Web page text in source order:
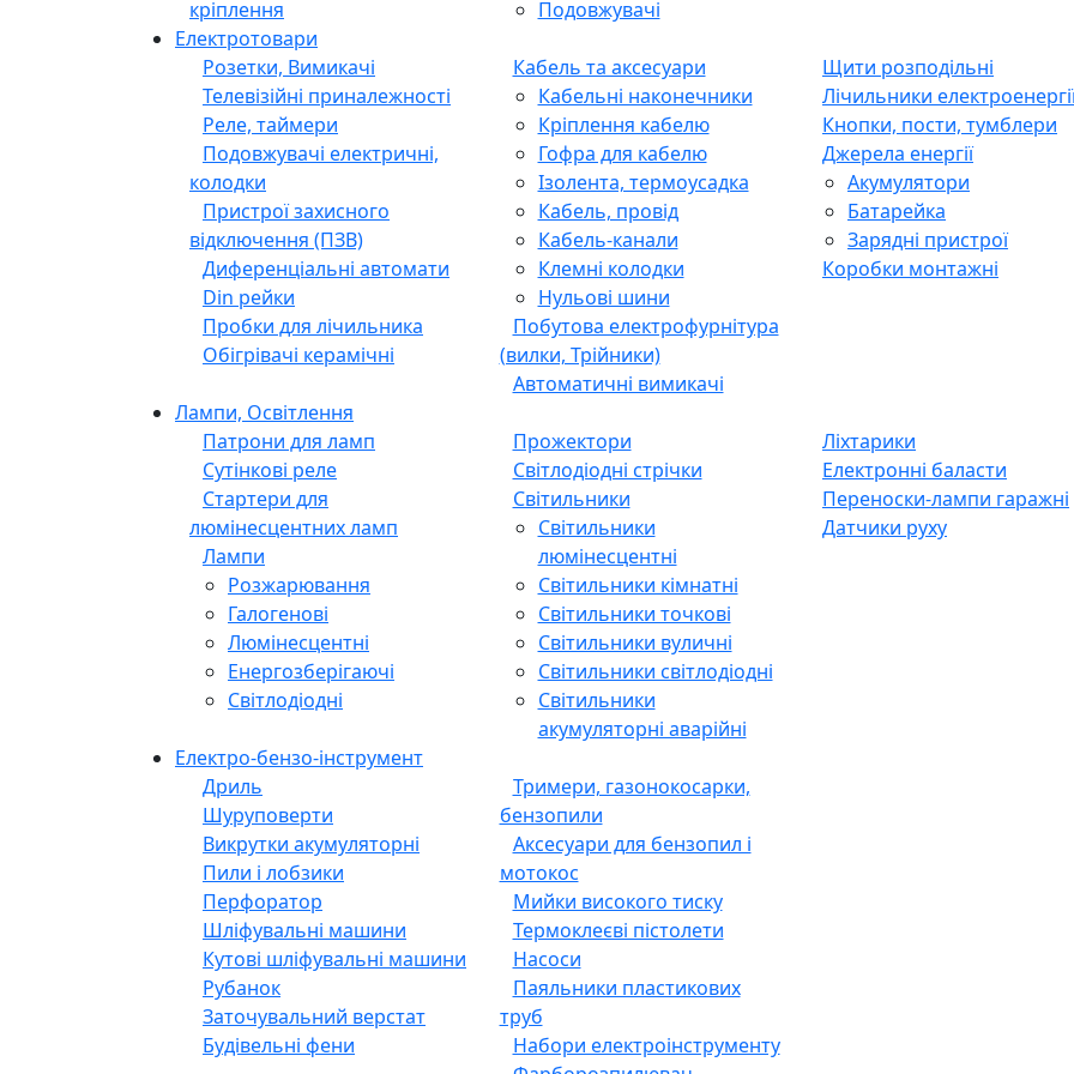
кріплення
Подовжувачі
Електротовари
Розетки, Вимикачі
Телевізійні приналежності
Реле, таймери
Подовжувачі електричні,
колодки
Пристрої захисного
відключення (ПЗВ)
Диференціальні автомати
Din рейки
Пробки для лічильника
Обігрівачі керамічні
Кабель та аксесуари
Кабельні наконечники
Кріплення кабелю
Гофра для кабелю
Ізолента, термоусадка
Кабель, провід
Кабель-канали
Клемні колодки
Нульові шини
Побутова електрофурнітура
(вилки, Трійники)
Автоматичні вимикачі
Щити розподільні
Лічильники
Кнопки, пости, тумблери
Джерела енергії
Акумулятори
Батарейка
Зарядні пристрої
Коробки монтажні
Лампи, Освітлення
Патрони для ламп
Сутінкові реле
Стартери для
люмінесцентних ламп
Лампи
Розжарювання
Галогенові
Люмінесцентні
Енергозберігаючі
Світлодіодні
Прожектори
Світлодіодні стрічки
Світильники
Світильники
люмінесцентні
Світильники кімнатні
Світильники точкові
Світильники вуличні
Світильники світлодіодні
Світильники
акумуляторні аварійні
Ліхтарики
Електронні баласти
Переноски-лампи гаражні
Датчики руху
Електро-бензо-інструмент
Дриль
Шуруповерти
Викрутки акумуляторні
Пили і лобзики
Перфоратор
Шліфувальні машини
Кутові шліфувальні машини
Рубанок
Заточувальний верстат
Будівельні фени
Тримери, газонокосарки,
бензопили
Аксесуари для бензопил і
мотокос
Мийки високого тиску
Термоклеєві пістолети
Насоси
Паяльники пластикових
труб
Набори електроінструменту